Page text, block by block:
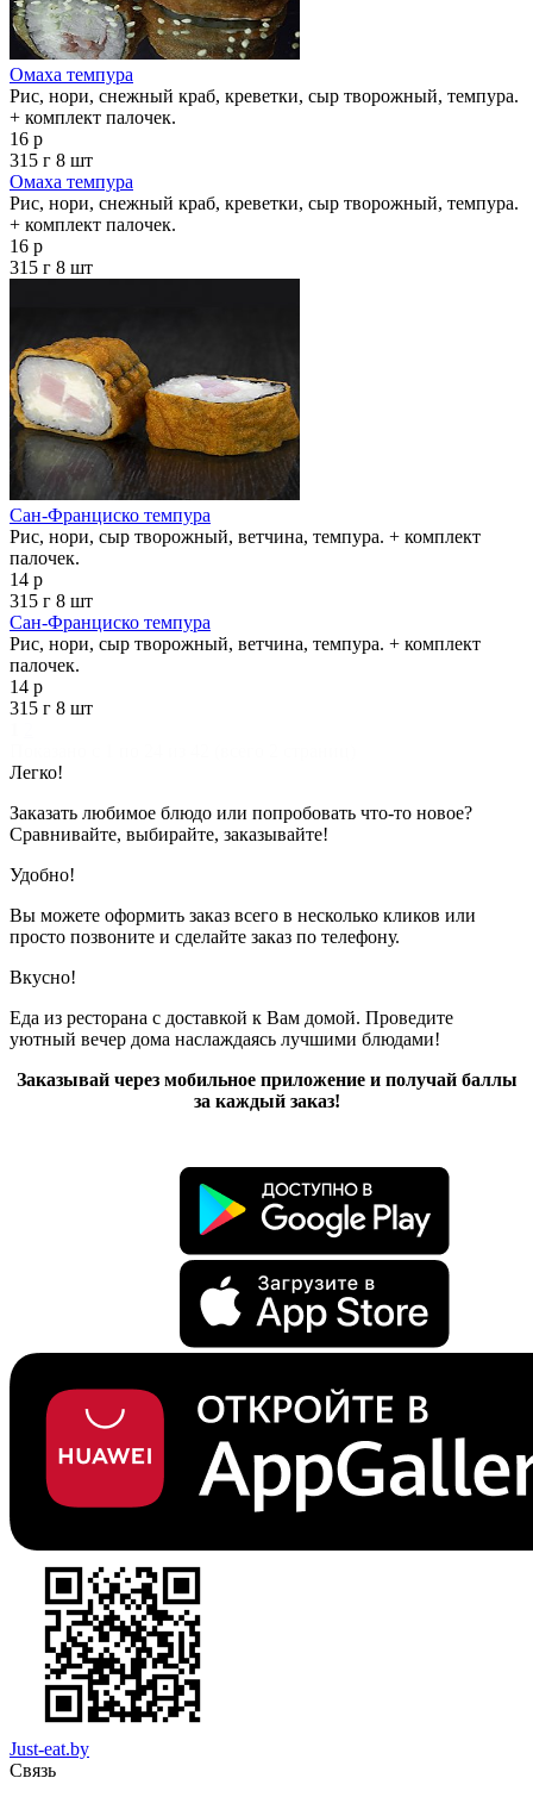
Омаха темпура
Рис, нори, снежный краб, креветки, сыр творожный, темпура.
+ комплект палочек.
16 р
315 г 8 шт
Омаха темпура
Рис, нори, снежный краб, креветки, сыр творожный, темпура.
+ комплект палочек.
16 р
315 г 8 шт
Сан-Франциско темпура
Рис, нори, сыр творожный, ветчина, темпура. + комплект
палочек.
14 р
315 г 8 шт
Сан-Франциско темпура
Рис, нори, сыр творожный, ветчина, темпура. + комплект
палочек.
14 р
315 г 8 шт
Легко!
Заказать любимое блюдо или попробовать что-то новое?
Сравнивайте, выбирайте, заказывайте!
Удобно!
Вы можете оформить заказ всего в несколько кликов или
просто позвоните и сделайте заказ по телефону.
Вкусно!
Еда из ресторана с доставкой к Вам домой. Проведите
уютный вечер дома наслаждаясь лучшими блюдами!
Заказывай через мобильное приложение и получай баллы
за каждый заказ!
Just-eat.by
Связь